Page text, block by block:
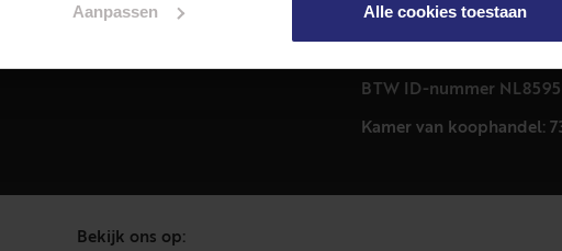
Aanpassen Alle cookies toestaan
BTW ID-nummer
Kamer van koophandel:
Bekijk ons op: